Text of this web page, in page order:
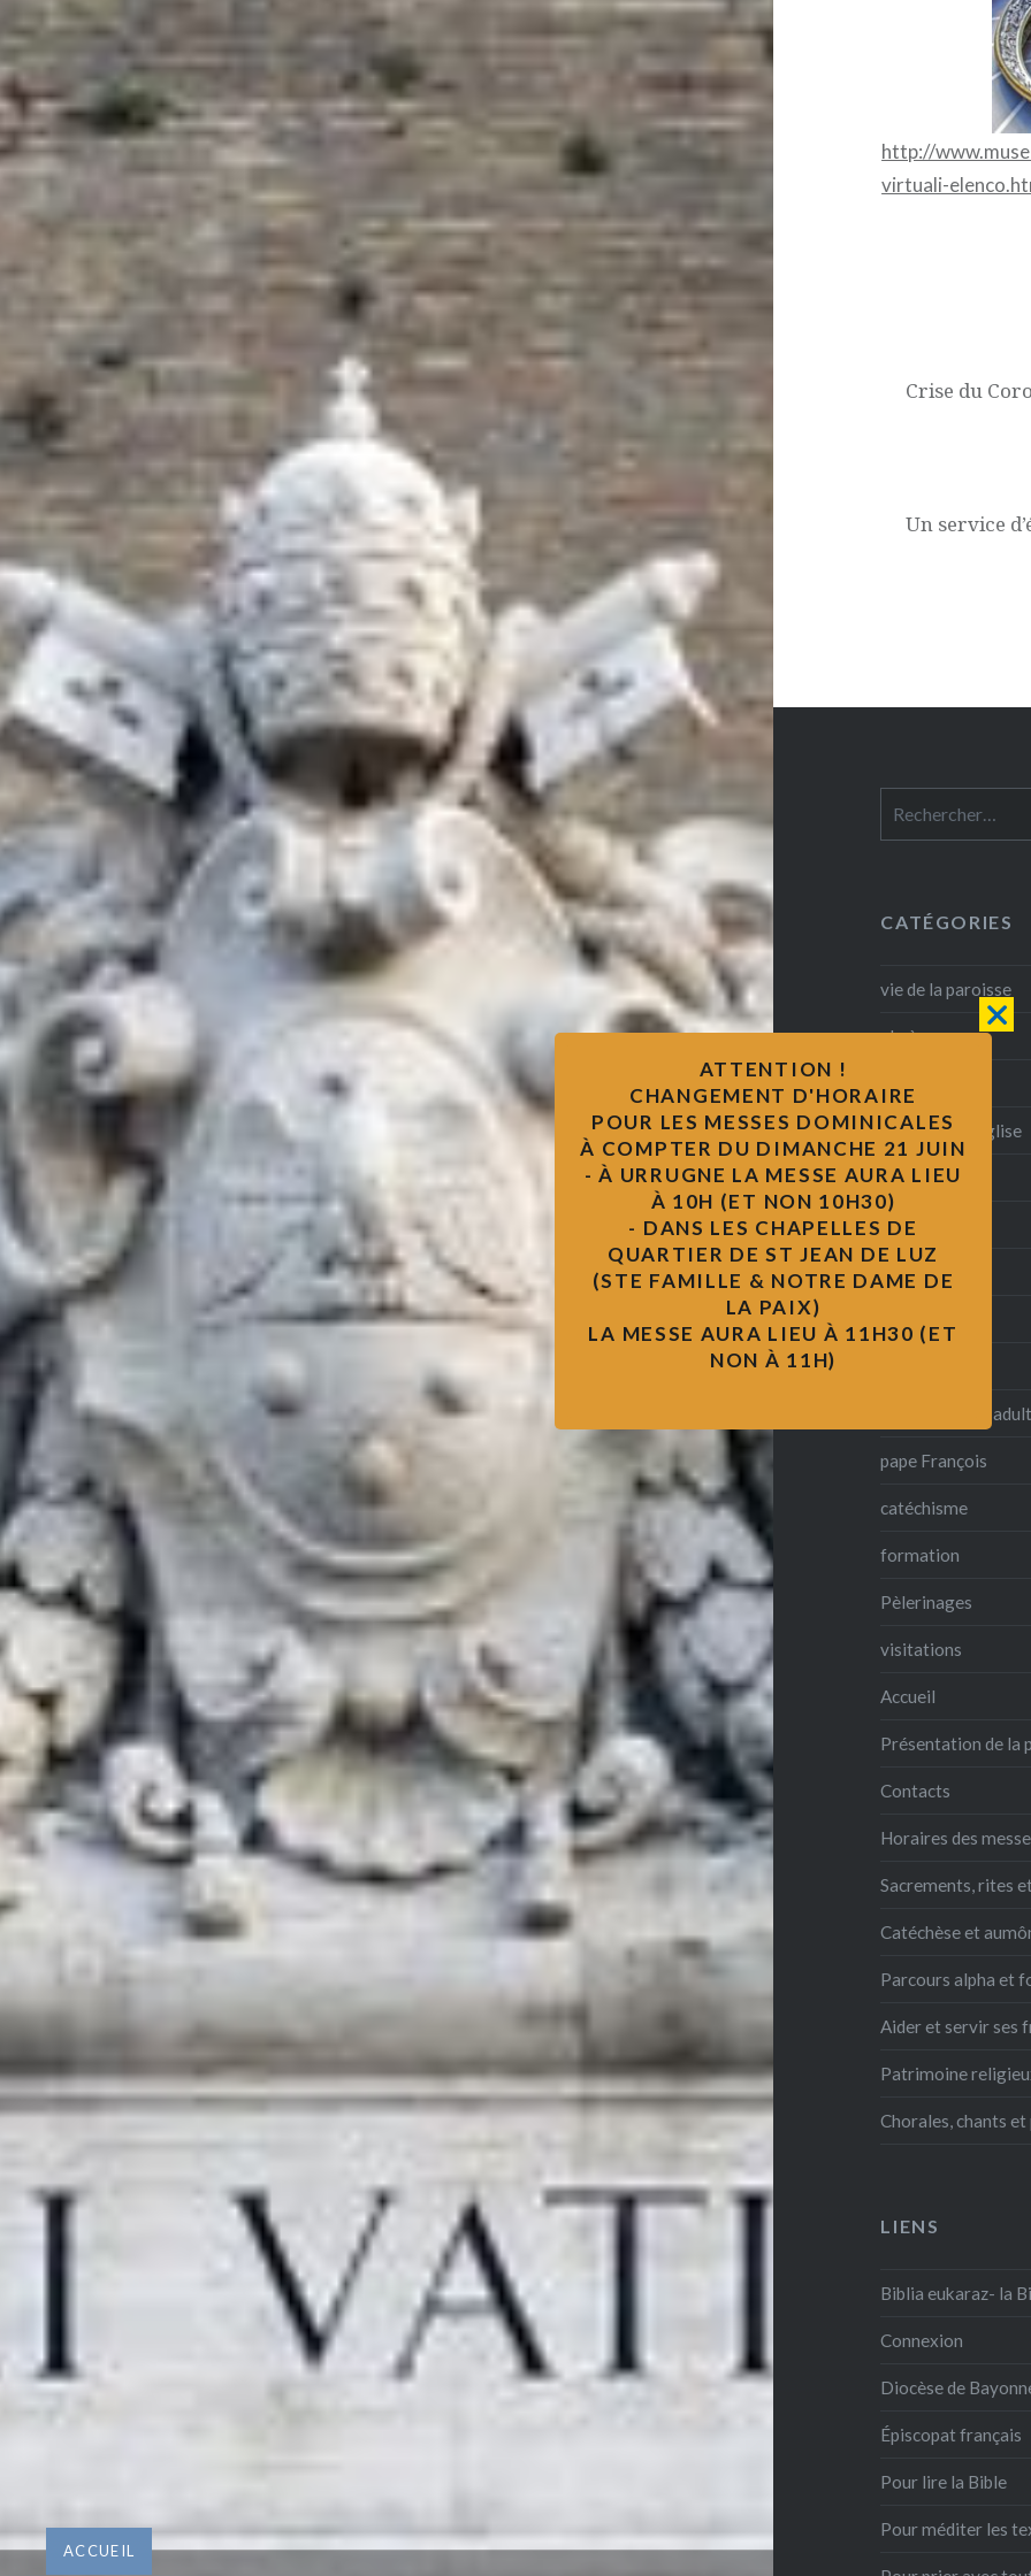
ACCUEIL
http://
virtuali-
Navigation
Crise du
Un service
CATÉGORIES
vie de la paroisse
obsèques
se marier à l'église
confirmation
baptême
catholicité
formation des
pape François
catéchisme
formation
Pèlerinages
visitations
Accueil
Présentation de la
Contacts
Horaires des
Sacrements, rites
Catéchèse et
Parcours alpha et
Aider et servir ses
Patrimoine
Chorales, chants et
LIENS
Biblia eukaraz- la
Connexion
Diocèse de
Épiscopat français
Pour lire la Bible
Pour méditer les
ATTENTION !
CHANGEMENT D'HORAIRE
POUR LES MESSES DOMINICALES
À COMPTER DU DIMANCHE 21 JUIN
- À URRUGNE LA MESSE AURA LIEU
À 10H (ET NON 10H30)
- DANS LES CHAPELLES DE
QUARTIER DE ST JEAN DE LUZ
(STE FAMILLE & NOTRE DAME DE
LA PAIX)
LA MESSE AURA LIEU À 11H30 (ET
NON À 11H)